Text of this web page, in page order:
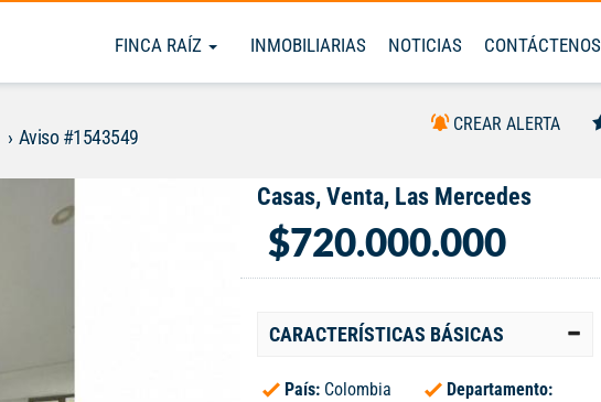
FINCA RAÍZ INMOBILIARIAS NOTICIAS CONTÁCTENOS
Aviso #1543549
CREAR ALERTA
Casas, Venta, Las Mercedes
$720.000.000
CARACTERÍSTICAS BÁSICAS
País: Colombia
Departamento: